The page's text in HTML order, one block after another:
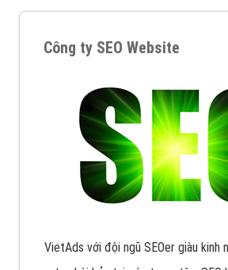
Công ty SEO Website
VietAds với đội ngũ SEOer giàu kinh